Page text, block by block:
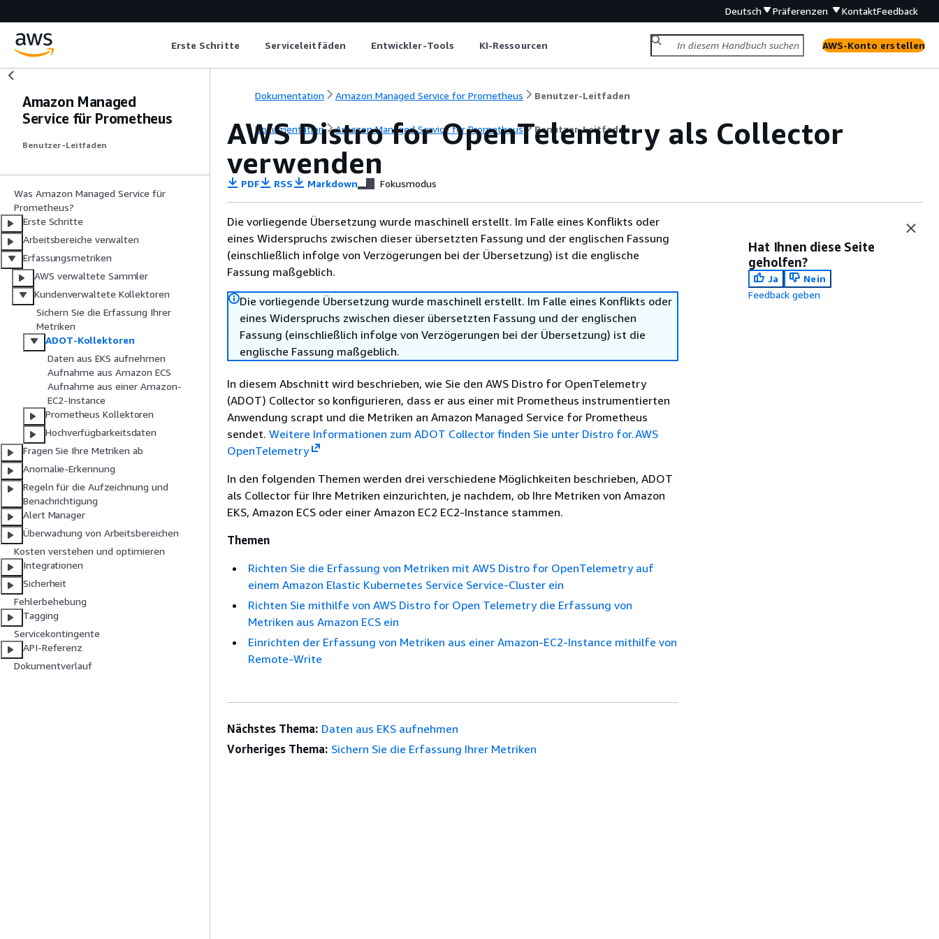
Deutsch Präferenzen KontaktFeedback
Erste Schritte Serviceleitfäden Entwickler-Tools KI-Ressourcen AWS-Konto erstellen
Amazon Managed
Service für Prometheus
Benutzer-Leitfaden
Was Amazon Managed Service für
Prometheus?
Erste Schritte
Arbeitsbereiche verwalten
Erfassungsmetriken
AWS verwaltete Sammler
Kundenverwaltete Kollektoren
Sichern Sie die Erfassung Ihrer
Metriken
ADOT-Kollektoren
Daten aus EKS aufnehmen
Aufnahme aus Amazon ECS
Aufnahme aus einer Amazon-
EC2-Instance
Prometheus Kollektoren
Hochverfügbarkeitsdaten
Fragen Sie Ihre Metriken ab
Anomalie-Erkennung
Regeln für die Aufzeichnung und
Benachrichtigung
Alert Manager
Überwachung von Arbeitsbereichen
Kosten verstehen und optimieren
Integrationen
Sicherheit
Fehlerbehebung
Tagging
Servicekontingente
API-Referenz
Dokumentverlauf
Dokumentation Amazon Managed Service for Prometheus Benutzer-Leitfaden
Dokumentation Amazon Managed Service for Prometheus Benutzer-Leitfaden
AWS Distro for OpenTelemetry als Collector
verwenden
PDF RSS Markdown Fokusmodus
Die vorliegende Übersetzung wurde maschinell erstellt. Im Falle eines Konflikts oder
eines Widerspruchs zwischen dieser übersetzten Fassung und der englischen Fassung
(einschließlich infolge von Verzögerungen bei der Übersetzung) ist die englische
Fassung maßgeblich.
Die vorliegende Übersetzung wurde maschinell erstellt. Im Falle eines Konflikts oder
eines Widerspruchs zwischen dieser übersetzten Fassung und der englischen
Fassung (einschließlich infolge von Verzögerungen bei der Übersetzung) ist die
englische Fassung maßgeblich.
In diesem Abschnitt wird beschrieben, wie Sie den AWS Distro for OpenTelemetry
(ADOT) Collector so konfigurieren, dass er aus einer mit Prometheus instrumentierten
Anwendung scrapt und die Metriken an Amazon Managed Service for Prometheus
sendet. Weitere Informationen zum ADOT Collector finden Sie unter Distro for.AWS
OpenTelemetry
In den folgenden Themen werden drei verschiedene Möglichkeiten beschrieben, ADOT
als Collector für Ihre Metriken einzurichten, je nachdem, ob Ihre Metriken von Amazon
EKS, Amazon ECS oder einer Amazon EC2 EC2-Instance stammen.
Themen
Richten Sie die Erfassung von Metriken mit AWS Distro for OpenTelemetry auf
einem Amazon Elastic Kubernetes Service Service-Cluster ein
Richten Sie mithilfe von AWS Distro for Open Telemetry die Erfassung von
Metriken aus Amazon ECS ein
Einrichten der Erfassung von Metriken aus einer Amazon-EC2-Instance mithilfe von
Remote-Write
Hat Ihnen diese Seite
geholfen?
Ja
Nein
Feedback geben
Nächstes Thema: Daten aus EKS aufnehmen
Vorheriges Thema: Sichern Sie die Erfassung Ihrer Metriken